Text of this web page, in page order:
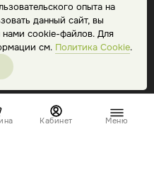
опыта на
данный сайт, вы
нами cookie-файлов. Для
см. Политика Cookie.
Кабинет Меню